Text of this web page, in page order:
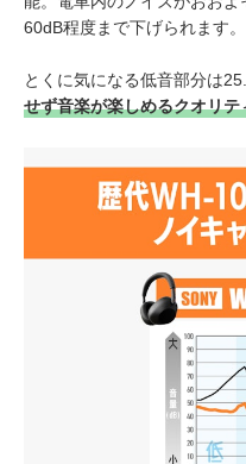
60dB程度まで下げられます。
とくに気になる低音部分は
せず音楽が楽しめるクオリテ